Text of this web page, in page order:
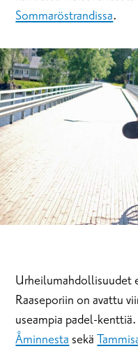
Sommaröstrandissa.
Urheilumahdollisuudet
Raaseporiin on avattu
useampia padel-
Åminnesta sekä